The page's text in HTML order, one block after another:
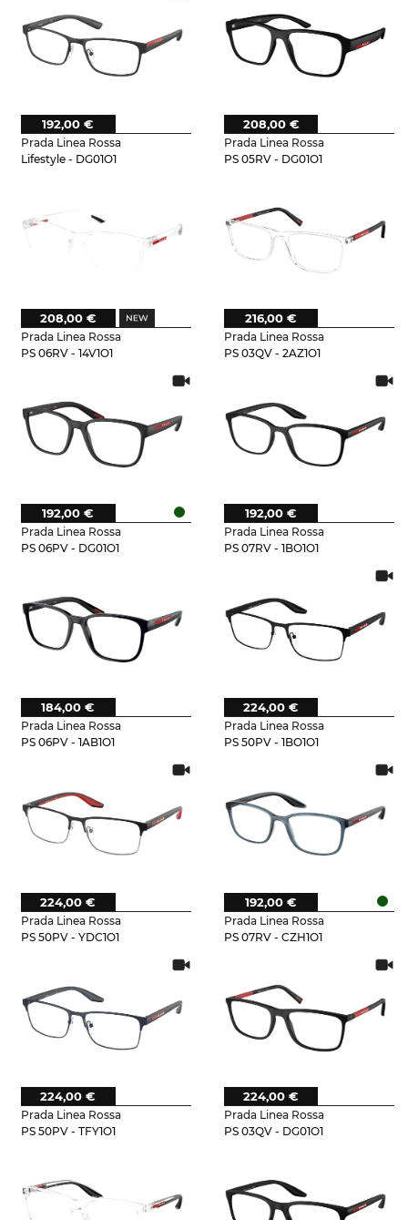
Prada Linea Rossa
Lifestyle - DG01O1
192,00 €
Prada Linea Rossa
PS 05RV - DG01O1
208,00 €
Prada Linea Rossa
PS 06RV - 14V1O1
208,00 €
Prada Linea Rossa
PS 03QV - 2AZ1O1
216,00 €
Prada Linea Rossa
PS 06PV - DG01O1
192,00 €
Prada Linea Rossa
PS 07RV - 1BO1O1
192,00 €
Prada Linea Rossa
PS 06PV - 1AB1O1
184,00 €
Prada Linea Rossa
PS 50PV - 1BO1O1
224,00 €
Prada Linea Rossa
PS 50PV - YDC1O1
224,00 €
Prada Linea Rossa
PS 07RV - CZH1O1
192,00 €
Prada Linea Rossa
PS 50PV - TFY1O1
224,00 €
Prada Linea Rossa
PS 03QV - DG01O1
224,00 €